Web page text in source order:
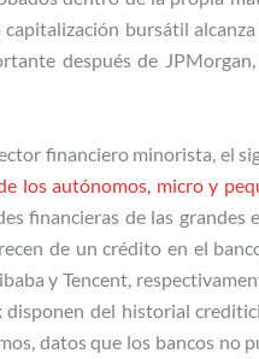
bursátil
después de
financiero minorista, el
los autónomos, micro y
financieras de las
de un crédito en el
y Tencent,
del historial
datos que los bancos no